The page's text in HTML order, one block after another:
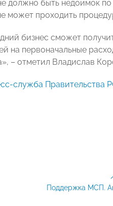
должно быть недоимок
может проходить
бизнес сможет
на первоначальные
– отметил Владислав
служба Правительства
Поддержка МСП.